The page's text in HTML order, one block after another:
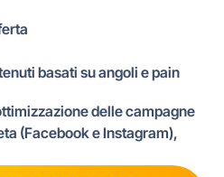
basati su angoli e pain
delle campagne
(Facebook e Instagram),